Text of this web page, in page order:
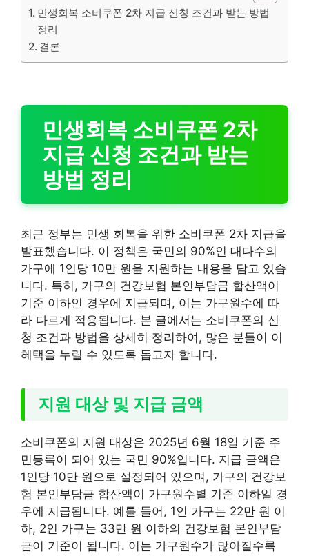
민생회복 소비쿠폰 2차 지급 신청 조건과 받는 방법
정리
결론
민생회복 소비쿠폰 2차
지급 신청 조건과 받는
방법 정리
최근 정부는 민생 회복을 위한 소비쿠폰 2차 지급을
발표했습니다. 이 정책은 국민의 90%인 대다수의
가구에 1인당 10만 원을 지원하는 내용을 담고 있습
니다. 특히, 가구의 건강보험 본인부담금 합산액이
기준 이하인 경우에 지급되며, 이는 가구원수에 따
라 다르게 적용됩니다. 본 글에서는 소비쿠폰의 신
청 조건과 방법을 상세히 정리하여, 많은 분들이 이
혜택을 누릴 수 있도록 돕고자 합니다.
지원 대상 및 지급 금액
소비쿠폰의 지원 대상은 2025년 6월 18일 기준 주
민등록이 되어 있는 국민 90%입니다. 지급 금액은
1인당 10만 원으로 설정되어 있으며, 가구의 건강보
험 본인부담금 합산액이 가구원수별 기준 이하일 경
우에 지급됩니다. 예를 들어, 1인 가구는 22만 원 이
하, 2인 가구는 33만 원 이하의 건강보험 본인부담
금이 기준이 됩니다. 이는 가구원수가 많아질수록